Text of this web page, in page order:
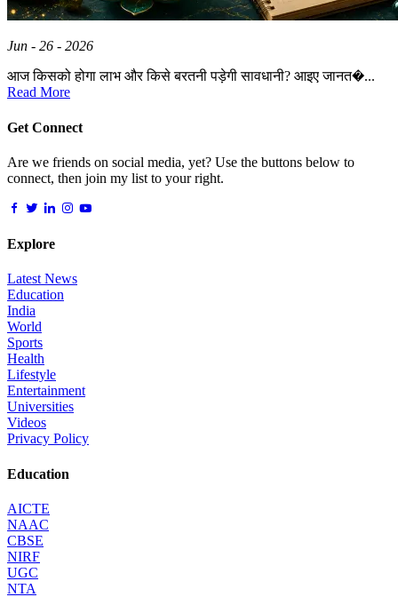
Jun - 26 - 2026
आज किसको होगा लाभ और किसे बरतनी पड़ेगी सावधानी? आइए जानत�...
Read More
Get Connect
Are we friends on social media, yet? Use the buttons below to
connect, then join my list to your right.
Explore
Latest News
Education
India
World
Sports
Health
Lifestyle
Entertainment
Universities
Videos
Privacy Policy
Education
AICTE
NAAC
CBSE
NIRF
UGC
NTA